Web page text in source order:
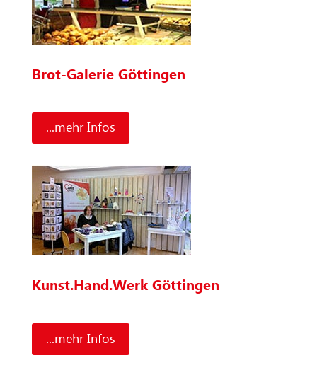
Brot-Galerie Göttingen
...mehr Infos
Kunst.Hand.Werk Göttingen
...mehr Infos